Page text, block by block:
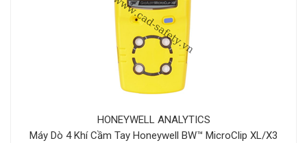
HONEYWELL ANALYTICS
Máy Dò 4 Khí Cầm Tay Honeywell BW™ MicroClip XL/X3